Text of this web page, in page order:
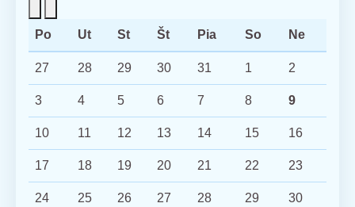
Po Ut St Št Pia So Ne
27 28 29 30 31 1 2
3 4 5 6 7 8 9
10 11 12 13 14 15 16
17 18 19 20 21 22 23
24 25 26 27 28 29 30